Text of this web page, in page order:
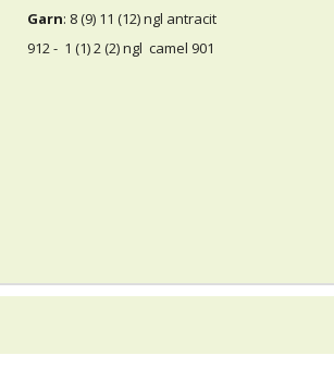
Garn: 8 (9) 11 (12) ngl antracit
912 - 1 (1) 2 (2) ngl camel 901